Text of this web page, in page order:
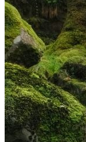
2025-5-19 11:43:45 /
18330